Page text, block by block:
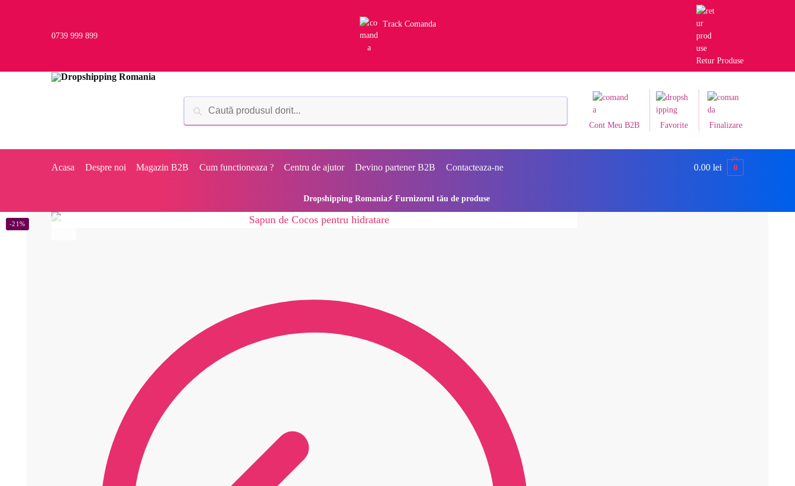
0739 999 899
Track Comanda
Retur Produse
Cont Meu B2B Favorite Finalizare
Acasa Despre noi Magazin B2B Cum functioneaza ? Centru de ajutor Devino partener B2B Contacteaza-ne 0.00 lei 0
Dropshipping Romania⚡ Furnizorul tău de produse
-21%